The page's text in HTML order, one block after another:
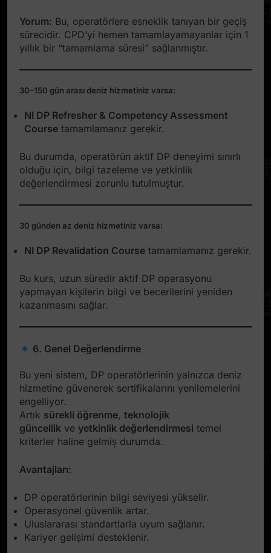
Yorum: Bu, operatörlere esneklik tanıyan bir geçiş
sürecidir. CPD’yi hemen tamamlayamayanlar için 1
yıllık bir “tamamlama süresi” sağlanmıştır.
30–150 gün arası deniz hizmetiniz varsa:
NI DP Refresher & Competency Assessment
Course tamamlamanız gerekir.
Bu durumda, operatörün aktif DP deneyimi sınırlı
olduğu için, bilgi tazeleme ve yetkinlik
değerlendirmesi zorunlu tutulmuştur.
30 günden az deniz hizmetiniz varsa:
NI DP Revalidation Course tamamlamanız gerekir.
Bu kurs, uzun süredir aktif DP operasyonu
yapmayan kişilerin bilgi ve becerilerini yeniden
kazanmasını sağlar.
6. Genel Değerlendirme
Bu yeni sistem, DP operatörlerinin yalnızca deniz
hizmetine güvenerek sertifikalarını yenilemelerini
engelliyor.
Artık sürekli öğrenme, teknolojik
güncellik ve yetkinlik değerlendirmesi temel
kriterler haline gelmiş durumda.
Avantajları:
DP operatörlerinin bilgi seviyesi yükselir.
Operasyonel güvenlik artar.
Uluslararası standartlarla uyum sağlanır.
Kariyer gelişimi desteklenir.